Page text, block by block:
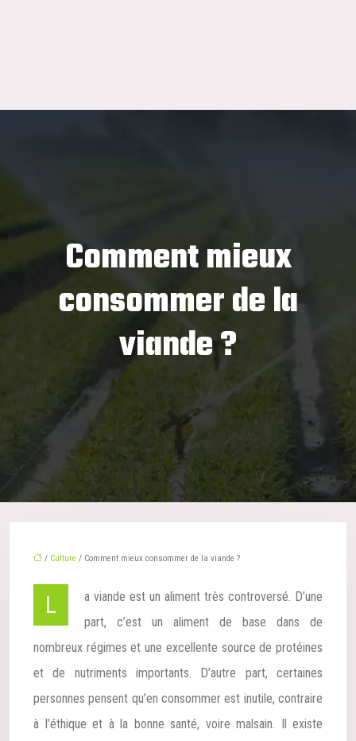
Comment mieux
consommer de la
viande ?
/ Culture / Comment mieux consommer de la viande ?
La viande est un aliment très controversé. D’une
part, c’est un aliment de base dans de
nombreux régimes et une excellente source de protéines
et de nutriments importants. D’autre part, certaines
personnes pensent qu’en consommer est inutile, contraire
à l’éthique et à la bonne santé, voire malsain. Il existe